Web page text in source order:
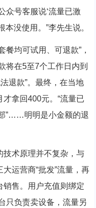
众号客服说‘流量已激
没使用。”李先生说。
均可试用、可退款”，
将在5至7个工作日内到
退款”。最终，在当地
拿回400元。“流量已
”……明明是小金额的退
术原理并不复杂，与
运营商“批发”流量，再
售。用户充值则绑定
只负责卖设备，流量另